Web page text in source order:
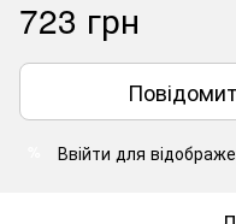
723 грн
Ввійти для